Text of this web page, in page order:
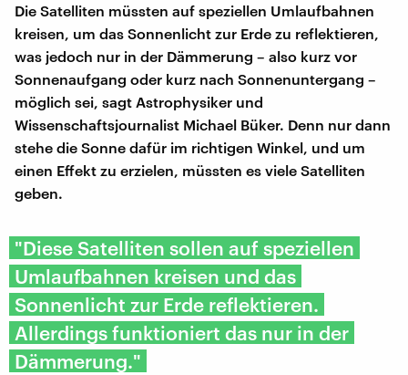
Die Satelliten müssten auf speziellen Umlaufbahnen
kreisen, um das Sonnenlicht zur Erde zu reflektieren,
was jedoch nur in der Dämmerung – also kurz vor
Sonnenaufgang oder kurz nach Sonnenuntergang –
möglich sei, sagt Astrophysiker und
Wissenschaftsjournalist Michael Büker. Denn nur dann
stehe die Sonne dafür im richtigen Winkel, und um
einen Effekt zu erzielen, müssten es viele Satelliten
geben.
"Diese Satelliten sollen auf speziellen
Umlaufbahnen kreisen und das
Sonnenlicht zur Erde reflektieren.
Allerdings funktioniert das nur in der
Dämmerung."